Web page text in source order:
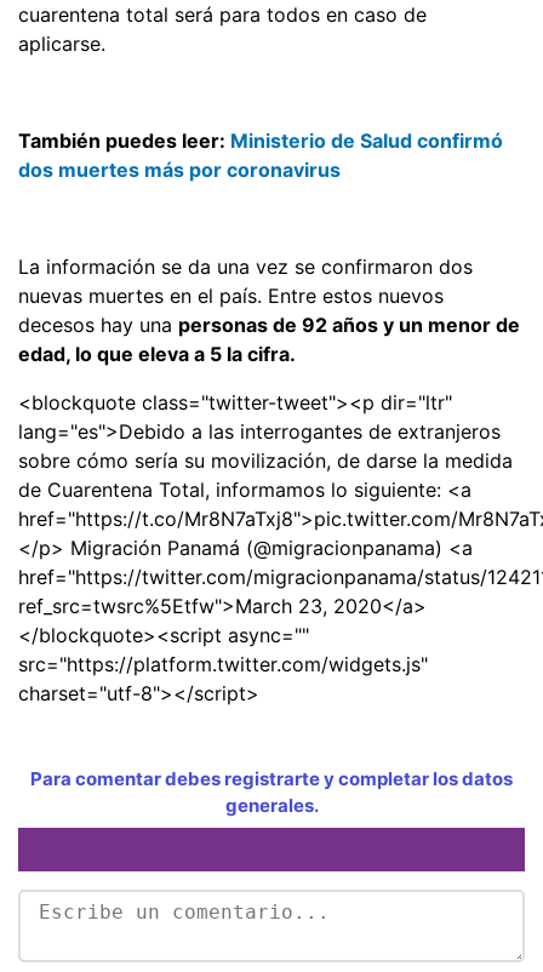
cuarentena total será para todos en caso de
aplicarse.
También puedes leer: Ministerio de Salud confirmó
dos muertes más por coronavirus
La información se da una vez se confirmaron dos
nuevas muertes en el país. Entre estos nuevos
decesos hay una personas de 92 años y un menor de
edad, lo que eleva a 5 la cifra.
<blockquote class="twitter-tweet"><p dir="ltr"
lang="es">Debido a las interrogantes de extranjeros
sobre cómo sería su movilización, de darse la medida
de Cuarentena Total, informamos lo siguiente: <a
href="https://t.co/Mr8N7aTxj8">pic.twitter.com/
</p> Migración Panamá (@migracionpanama) <a
href="https://twitter.com/migracionpanama/status/
ref_src=twsrc%5Etfw">March 23, 2020</a>
</blockquote><script async=""
src="https://platform.twitter.com/widgets.js"
charset="utf-8"></script>
Para comentar debes registrarte y completar los datos
generales.